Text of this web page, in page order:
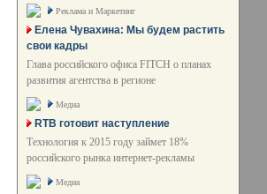
Реклама и Маркетинг
Елена Чувахина: Мы будем растить
свои кадры
Глава российского офиса FITCH о планах
развития агентства в регионе
Медиа
RTB готовит наступление
Технология к 2015 году займет 18%
российского рынка интернет-рекламы
Медиа